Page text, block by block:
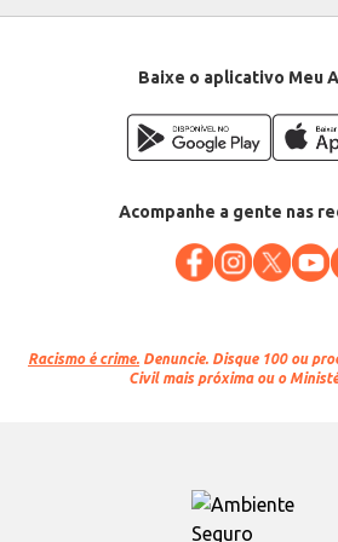
Baixe o aplicativo Meu
Acompanhe a gente nas
Racismo é crime. Denuncie. Disque 100 ou
Civil mais próxima ou o